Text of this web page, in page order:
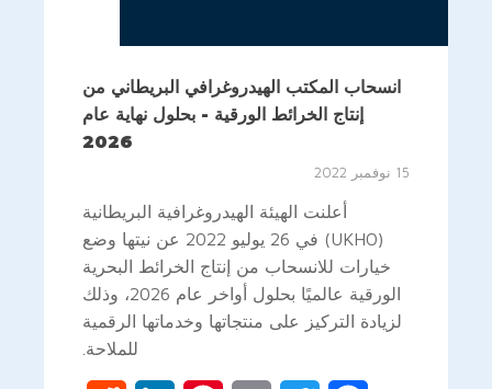
انسحاب المكتب الهيدروغرافي البريطاني من
إنتاج الخرائط الورقية - بحلول نهاية عام
2026
15 نوفمبر 2022
أعلنت الهيئة الهيدروغرافية البريطانية
(UKHO) في 26 يوليو 2022 عن نيتها وضع
خيارات للانسحاب من إنتاج الخرائط البحرية
الورقية عالميًا بحلول أواخر عام 2026، وذلك
لزيادة التركيز على منتجاتها وخدماتها الرقمية
للملاحة.